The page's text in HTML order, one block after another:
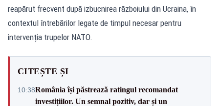
reapărut frecvent după izbucnirea războiului din Ucraina, în
contextul întrebărilor legate de timpul necesar pentru
intervenția trupelor NATO.
CITEȘTE ȘI
10:38România își păstrează ratingul recomandat
investițiilor. Un semnal pozitiv, dar și un